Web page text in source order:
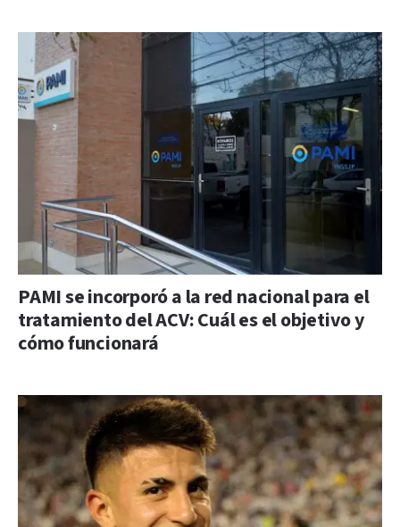
PAMI se incorporó a la red nacional para el
tratamiento del ACV: Cuál es el objetivo y
cómo funcionará